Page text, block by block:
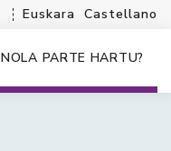
Euskara Castellano
NOLA PARTE HARTU?